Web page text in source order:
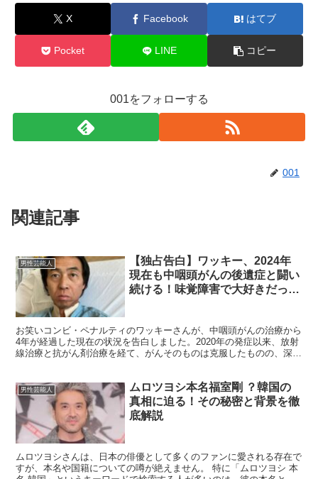
X Facebook はてブ
Pocket LINE コピー
001をフォローする
001
関連記事
男性芸能人
【独占告白】ワッキー、2024年
現在も中咽頭がんの後遺症と闘い
続ける！味覚障害で大好きだった
お笑いコンビ・ペナルティのワッキーさんが、中咽頭がんの治療から
4年が経過した現在の状況を告白しました。2020年の発症以来、放射
線治療と抗がん剤治療を経て、がんそのものは克服したものの、深刻
男性芸能人
ムロツヨシ本名福室剛 ？韓国の
真相に迫る！その秘密と背景を徹
底解説
ムロツヨシさんは、日本の俳優として多くのファンに愛される存在で
すが、本名や国籍についての噂が絶えません。 特に「ムロツヨシ 本